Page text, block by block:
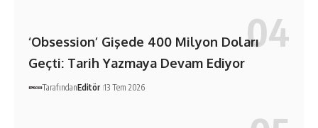
‘Obsession’ Gişede 400 Milyon Doları
Geçti: Tarih Yazmaya Devam Ediyor
TarafındanEditör 13 Tem 2026